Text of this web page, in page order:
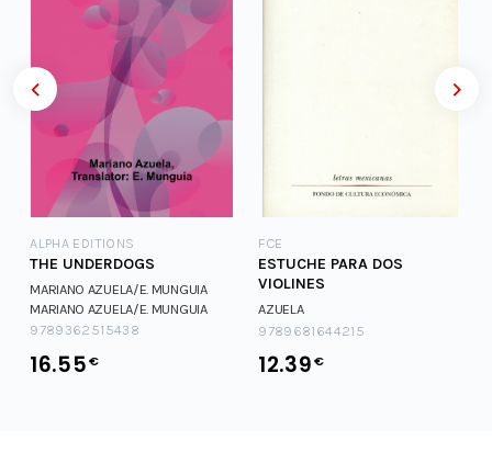
ALPHA EDITIONS
THE UNDERDOGS
MARIANO AZUELA/E. MUNGUIA
MARIANO AZUELA/E. MUNGUIA
9789362515438
16.55€
FCE
ESTUCHE PARA DOS
VIOLINES
AZUELA
9789681644215
12.39€